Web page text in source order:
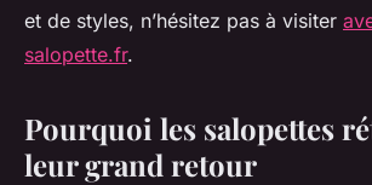
et de styles, n’hésitez pas à visiter
salopette.fr.
Pourquoi les salopettes
leur grand retour